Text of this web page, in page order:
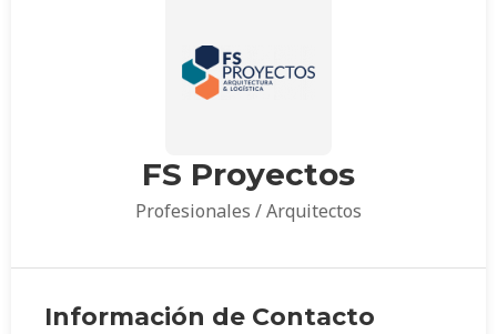
FS Proyectos
Profesionales / Arquitectos
Información de Contacto